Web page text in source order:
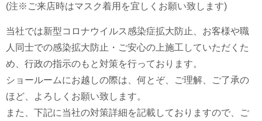
(注※ご来店時はマスク着用を宜しくお願い致します)
当社では新型コロナウイルス感染症拡大防止、お客様や職
人同士での感染拡大防止・ご安心の上施工していただくた
め、行政の指示のもと対策を行っております。
ショールームにお越しの際は、何とぞ、ご理解、ご了承の
ほど、よろしくお願い致します。
また、下記に当社の対策詳細を記載しておりますので、ご